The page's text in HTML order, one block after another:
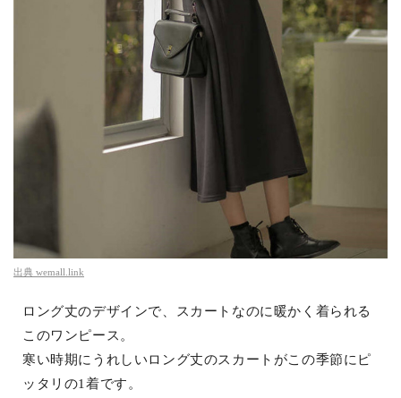
出典 wemall.link
ロング丈のデザインで、スカートなのに暖かく着られる
このワンピース。
寒い時期にうれしいロング丈のスカートがこの季節にピ
ッタリの1着です。